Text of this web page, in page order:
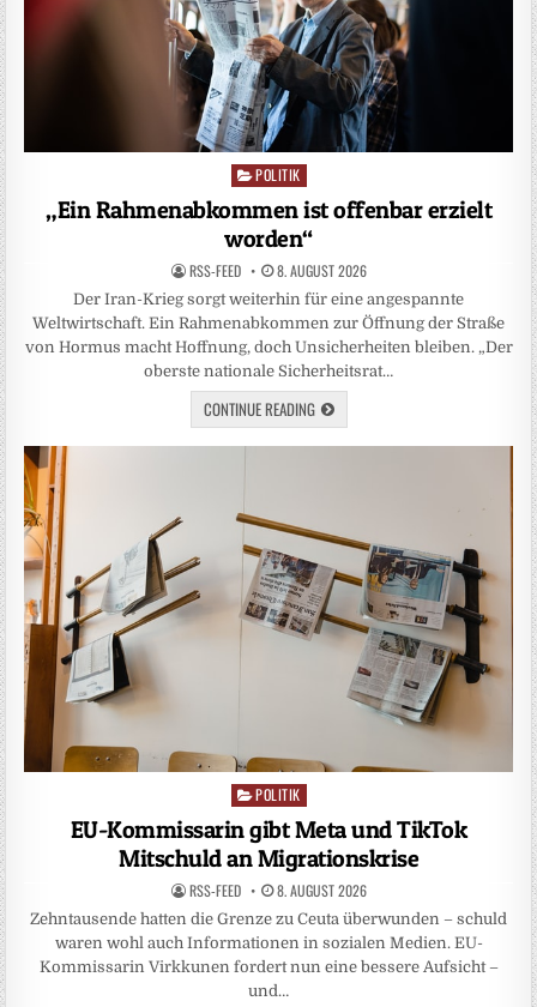
Posted
POLITIK
„Ein Rahmenabkommen ist offenbar erzielt
worden“
RSS-FEED 8. AUGUST 2026
Der Iran-Krieg sorgt weiterhin für eine angespannte
Weltwirtschaft. Ein Rahmenabkommen zur Öffnung der Straße
von Hormus macht Hoffnung, doch Unsicherheiten bleiben. „Der
oberste nationale Sicherheitsrat…
CONTINUE READING
Posted
in
POLITIK
EU-Kommissarin gibt Meta und TikTok
Mitschuld an Migrationskrise
RSS-FEED 8. AUGUST 2026
Zehntausende hatten die Grenze zu Ceuta überwunden – schuld
waren wohl auch Informationen in sozialen Medien. EU-
Kommissarin Virkkunen fordert nun eine bessere Aufsicht –
und…